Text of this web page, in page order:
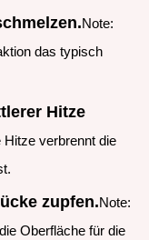
Note:
das typisch
Hitze
Hitze verbrennt die
zupfen.Note:
Oberfläche für die